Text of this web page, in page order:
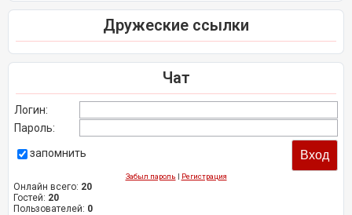
Дружеские ссылки
Чат
Логин:
Пароль:
запомнить
Забыл пароль | Регистрация
Онлайн всего: 20
Гостей: 20
Пользователей: 0